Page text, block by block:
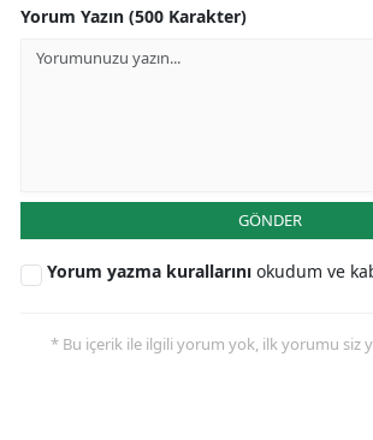
Yorum Yazın (500 Karakter)
GÖNDER
Yorum yazma kurallarını okudum ve
* Bu içerik ile ilgili yorum yok, ilk yorumu siz